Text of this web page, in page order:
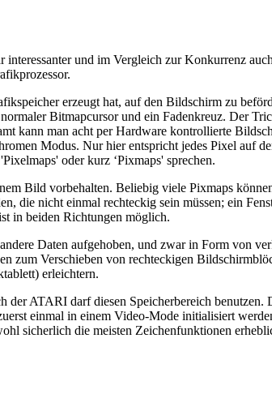
und im Vergleich zur Konkurrenz
erzeugt hat, auf den Bildschirm zu
Bitmapcursor und ein Fadenkreuz. Der
kann man acht per Hardware kontrollierte
Modus. Nur hier entspricht jedes Pixel auf
oder kurz ‘Pixmaps' sprechen.
Bild vorbehalten. Beliebig viele Pixmaps
die nicht einmal rechteckig sein müssen; ein
in beiden Richtungen möglich.
Daten aufgehoben, und zwar in Form von
Verschieben von rechteckigen
erleichtern.
ATARI darf diesen Speicherbereich
einmal in einem Video-Mode initialisiert
sicherlich die meisten Zeichenfunktionen